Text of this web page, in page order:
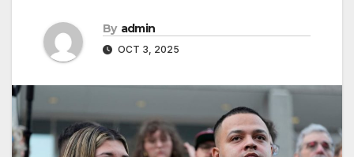
By admin
OCT 3, 2025